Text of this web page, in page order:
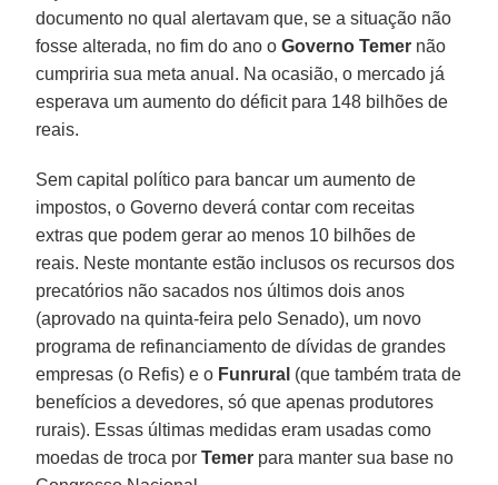
documento no qual alertavam que, se a situação não
fosse alterada, no fim do ano oGoverno Temer não
cumpriria sua meta anual. Na ocasião, o mercado já
esperava um aumento do déficit para 148 bilhões de
reais.
Sem capital político para bancar um aumento de
impostos, o Governo deverá contar com receitas
extras que podem gerar ao menos 10 bilhões de
reais. Neste montante estão inclusos os recursos dos
precatórios não sacados nos últimos dois anos
(aprovado na quinta-feira pelo Senado), um novo
programa de refinanciamento de dívidas de grandes
empresas (o Refis) e o Funrural (que também trata de
benefícios a devedores, só que apenas produtores
rurais). Essas últimas medidas eram usadas como
moedas de troca porTemer para manter sua base no